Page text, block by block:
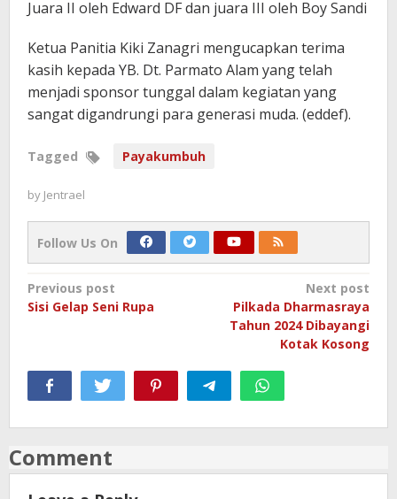
Juara II oleh Edward DF dan juara III oleh Boy Sandi
Ketua Panitia Kiki Zanagri mengucapkan terima
kasih kepada YB. Dt. Parmato Alam yang telah
menjadi sponsor tunggal dalam kegiatan yang
sangat digandrungi para generasi muda. (eddef).
Tagged Payakumbuh
by Jentrael
Follow Us On
Post
navigation
Previous post
Sisi Gelap Seni Rupa
Next post
Pilkada Dharmasraya
Tahun 2024 Dibayangi
Kotak Kosong
Comment